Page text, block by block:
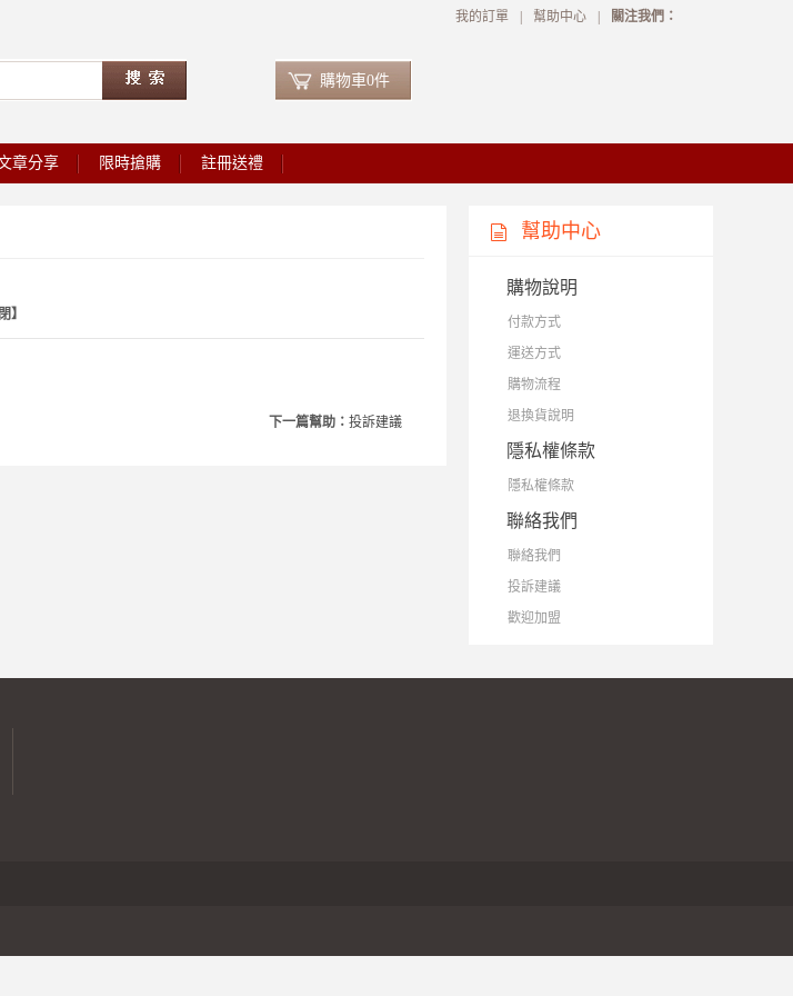
我的訂單 幫助中心 關注我們：
購物車0件
章分享 限時搶購 註冊送禮
幫助中心
購物說明
付款方式
運送方式
購物流程
退換貨說明
隱私權條款
隱私權條款
聯絡我們
聯絡我們
投訴建議
歡迎加盟
】
下一篇幫助： 投訴建議